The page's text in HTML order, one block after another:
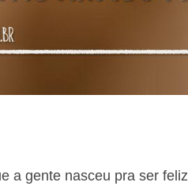
a gente nasceu pra ser feliz